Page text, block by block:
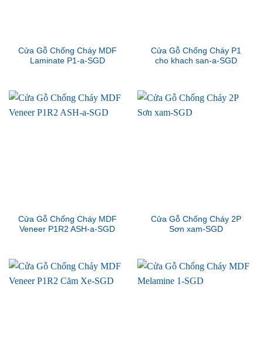
Cửa Gỗ Chống Cháy MDF
Laminate P1-a-SGD
Cửa Gỗ Chống Cháy P1
cho khach san-a-SGD
Cửa Gỗ Chống Cháy MDF
Veneer P1R2 ASH-a-SGD
Cửa Gỗ Chống Cháy 2P
Sơn xam-SGD